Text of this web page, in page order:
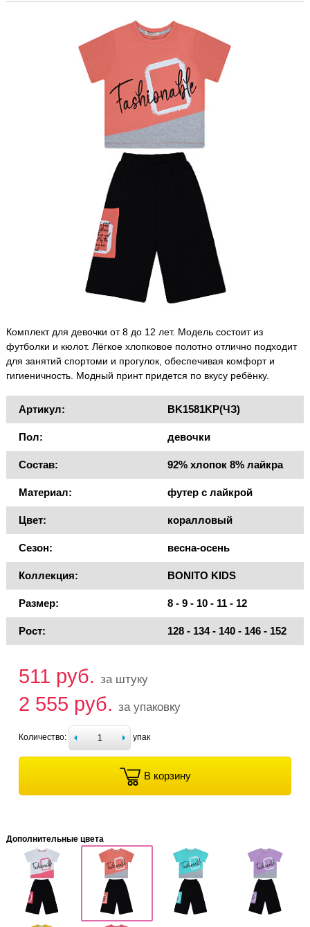
Комплект для девочки от 8 до 12 лет. Модель состоит из
футболки и кюлот. Лёгкое хлопковое полотно отлично подходит
для занятий спортоми и прогулок, обеспечивая комфорт и
гигиеничность. Модный принт придется по вкусу ребёнку.
Артикул: BK1581KP(ЧЗ)
Пол: девочки
Состав: 92% хлопок 8% лайкра
Материал: футер с лайкрой
Цвет: коралловый
Сезон: весна-осень
Коллекция: BONITO KIDS
Размер: 8 - 9 - 10 - 11 - 12
Рост: 128 - 134 - 140 - 146 - 152
511 руб. за штуку
2 555 руб. за упаковку
Количество: упак
В корзину
Дополнительные цвета